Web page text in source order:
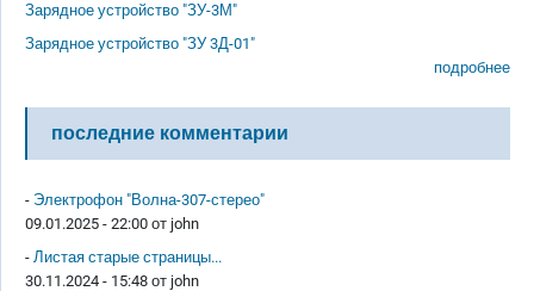
Зарядное устройство "ЗУ-3М"
Зарядное устройство "ЗУ 3Д-01"
подробнее
последние комментарии
- Электрофон "Волна-307-стерео"
09.01.2025 - 22:00 от john
- Листая старые страницы...
30.11.2024 - 15:48 от john